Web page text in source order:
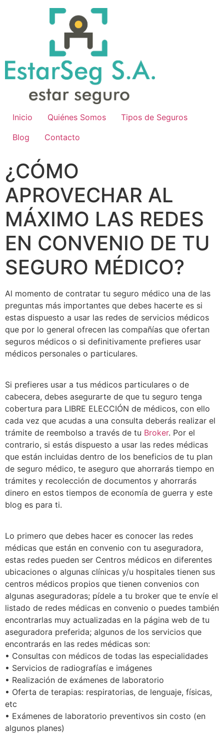
Inicio Quiénes Somos
Tipos de Seguros
Blog
Contacto
¿CÓMO
APROVECHAR AL
MÁXIMO LAS REDES
EN CONVENIO DE TU
SEGURO MÉDICO?
Al momento de contratar tu seguro médico una de las
preguntas más importantes que debes hacerte es si
estas dispuesto a usar las redes de servicios médicos
que por lo general ofrecen las compañías que ofertan
seguros médicos o si definitivamente prefieres usar
médicos personales o particulares.
Si prefieres usar a tus médicos particulares o de
cabecera, debes asegurarte de que tu seguro tenga
cobertura para LIBRE ELECCIÓN de médicos, con ello
cada vez que acudas a una consulta deberás realizar el
trámite de reembolso a través de tu Broker. Por el
contrario, si estás dispuesto a usar las redes médicas
que están incluidas dentro de los beneficios de tu plan
de seguro médico, te aseguro que ahorrarás tiempo en
trámites y recolección de documentos y ahorrarás
dinero en estos tiempos de economía de guerra y este
blog es para ti.
Lo primero que debes hacer es conocer las redes
médicas que están en convenio con tu aseguradora,
estas redes pueden ser Centros médicos en diferentes
ubicaciones o algunas clínicas y/u hospitales tienen sus
centros médicos propios que tienen convenios con
algunas aseguradoras; pídele a tu broker que te envíe el
listado de redes médicas en convenio o puedes también
encontrarlas muy actualizadas en la página web de tu
aseguradora preferida; algunos de los servicios que
encontrarás en las redes médicas son:
• Consultas con médicos de todas las especialidades
• Servicios de radiografías e imágenes
• Realización de exámenes de laboratorio
• Oferta de terapias: respiratorias, de lenguaje, físicas,
etc
• Exámenes de laboratorio preventivos sin costo (en
algunos planes)